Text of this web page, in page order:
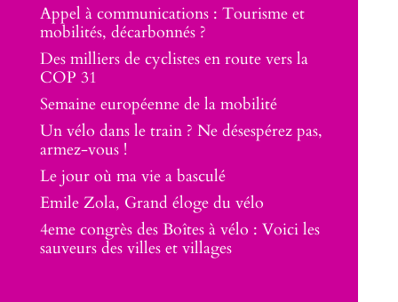
Appel à communications : Tourisme et
mobilités, décarbonnés ?
Des milliers de cyclistes en route vers la
COP 31
Semaine européenne de la mobilité
Un vélo dans le train ? Ne désespérez pas,
armez-vous !
Le jour où ma vie a basculé
Emile Zola, Grand éloge du vélo
4eme congrès des Boîtes à vélo : Voici les
sauveurs des villes et villages